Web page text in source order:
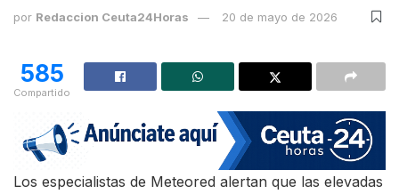
por Redaccion Ceuta24Horas 20 de mayo de 2026
585
Compartido
Los especialistas de Meteored alertan que las elevadas